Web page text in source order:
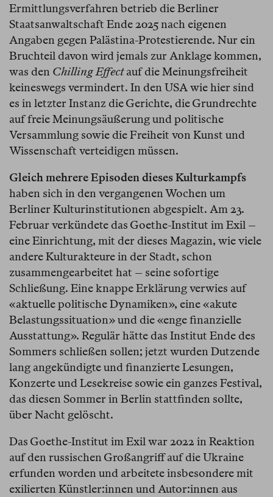
Ermittlungsverfahren betrieb die Berliner
Staatsanwaltschaft Ende 2025 nach eigenen
Angaben gegen Palästina-Protestierende. Nur ein
Bruchteil davon wird jemals zur Anklage kommen,
was den Chilling Effectauf die Meinungsfreiheit
keineswegs vermindert. In den USA wie hier sind
es in letzter Instanz die Gerichte, die Grundrechte
auf freie Meinungsäußerung und politische
Versammlung sowie die Freiheit von Kunst und
Wissenschaft verteidigen müssen.
Gleich mehrere Episoden dieses Kulturkampfs
haben sich in den vergangenen Wochen um
Berliner Kulturinstitutionen abgespielt. Am 23.
Februar verkündete das Goethe-Institut im Exil –
eine Einrichtung, mit der dieses Magazin, wie viele
andere Kulturakteure in der Stadt, schon
zusammengearbeitet hat – seine sofortige
Schließung. Eine knappe Erklärung verwies auf
«aktuelle politische Dynamiken», eine «akute
Belastungssituation» und die «enge finanzielle
Ausstattung». Regulär hätte das Institut Ende des
Sommers schließen sollen; jetzt wurden Dutzende
lang angekündigte und finanzierte Lesungen,
Konzerte und Lesekreise sowie ein ganzes Festival,
das diesen Sommer in Berlin stattfinden sollte,
über Nacht gelöscht.
Das Goethe-Institut im Exil war 2022 in Reaktion
auf den russischen Großangriff auf die Ukraine
erfunden worden und arbeitete insbesondere mit
exilierten Künstler:innen und Autor:innen aus